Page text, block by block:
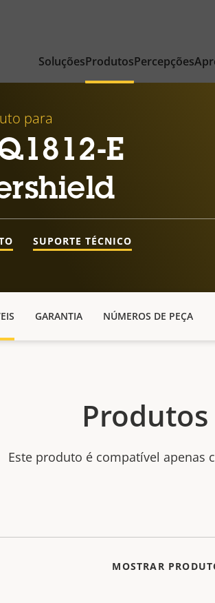
SoluçõesProdutosPercepções
para
E
SUPORTE TÉCNICO
GARANTIA NÚMEROS DE PEÇA
Este produto é compatível
MOSTRAR